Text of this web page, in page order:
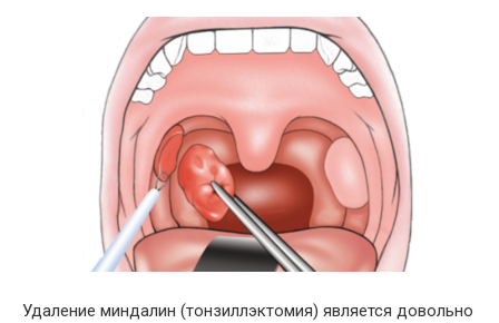
Удаление миндалин (тонзиллэктомия) является довольно